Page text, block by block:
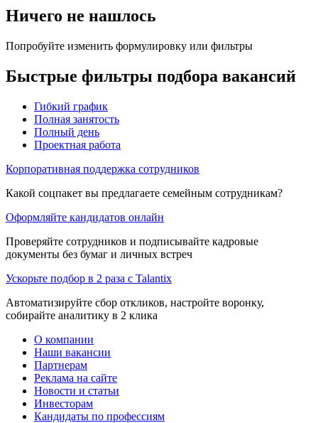
Ничего не нашлось
Попробуйте изменить формулировку или фильтры
Быстрые фильтры подбора вакансий
Гибкий график
Полная занятость
Полный день
Проектная работа
Корпоративная поддержка сотрудников
Какой соцпакет вы предлагаете семейным сотрудникам?
Оформляйте кандидатов онлайн
Проверяйте сотрудников и подписывайте кадровые
документы без бумаг и личных встреч
Ускорьте подбор в 2 раза с Talantix
Автоматизируйте сбор откликов, настройте воронку,
собирайте аналитику в 2 клика
О компании
Наши вакансии
Партнерам
Реклама на сайте
Новости и статьи
Инвесторам
Кандидаты по профессиям